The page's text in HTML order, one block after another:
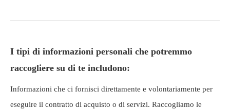
I tipi di informazioni personali che potremmo
raccogliere su di te includono:
Informazioni che ci fornisci direttamente e volontariamente per
eseguire il contratto di acquisto o di servizi. Raccogliamo le